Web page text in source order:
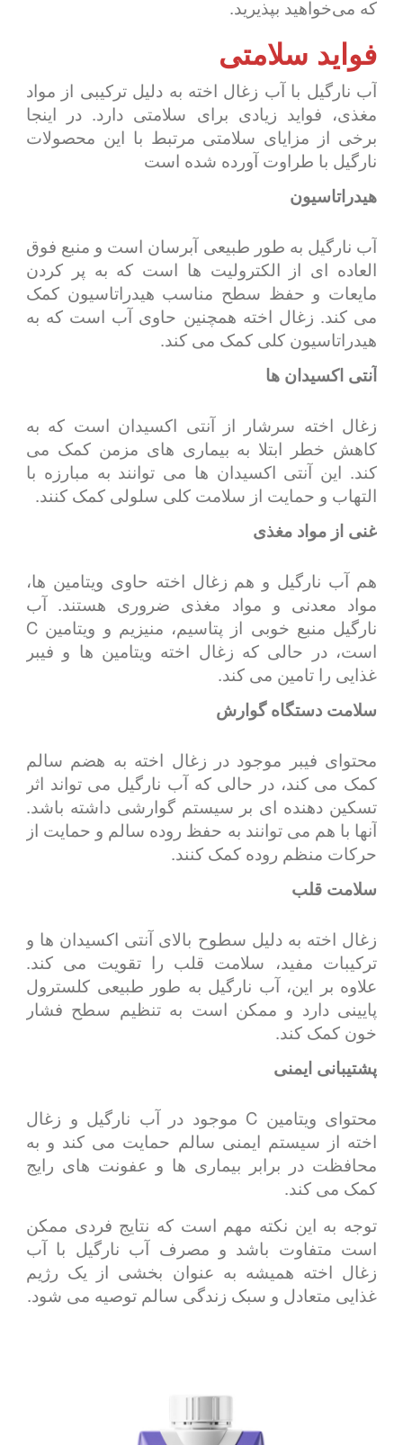
که می‌خواهید بپذیرید.
فواید سلامتی
آب نارگیل با آب زغال اخته به دلیل ترکیبی از مواد
مغذی، فواید زیادی برای سلامتی دارد. در اینجا
برخی از مزایای سلامتی مرتبط با این محصولات
نارگیل با طراوت آورده شده است
هیدراتاسیون
آب نارگیل به طور طبیعی آبرسان است و منبع فوق
العاده ای از الکترولیت ها است که به پر کردن
مایعات و حفظ سطح مناسب هیدراتاسیون کمک
می کند. زغال اخته همچنین حاوی آب است که به
هیدراتاسیون کلی کمک می کند.
آنتی اکسیدان ها
زغال اخته سرشار از آنتی اکسیدان است که به
کاهش خطر ابتلا به بیماری های مزمن کمک می
کند. این آنتی اکسیدان ها می توانند به مبارزه با
التهاب و حمایت از سلامت کلی سلولی کمک کنند.
غنی از مواد مغذی
هم آب نارگیل و هم زغال اخته حاوی ویتامین ها،
مواد معدنی و مواد مغذی ضروری هستند. آب
نارگیل منبع خوبی از پتاسیم، منیزیم و ویتامین C
است، در حالی که زغال اخته ویتامین ها و فیبر
غذایی را تامین می کند.
سلامت دستگاه گوارش
محتوای فیبر موجود در زغال اخته به هضم سالم
کمک می کند، در حالی که آب نارگیل می تواند اثر
تسکین دهنده ای بر سیستم گوارشی داشته باشد.
آنها با هم می توانند به حفظ روده سالم و حمایت از
حرکات منظم روده کمک کنند.
سلامت قلب
زغال اخته به دلیل سطوح بالای آنتی اکسیدان ها و
ترکیبات مفید، سلامت قلب را تقویت می کند.
علاوه بر این، آب نارگیل به طور طبیعی کلسترول
پایینی دارد و ممکن است به تنظیم سطح فشار
خون کمک کند.
پشتیبانی ایمنی
محتوای ویتامین C موجود در آب نارگیل و زغال
اخته از سیستم ایمنی سالم حمایت می کند و به
محافظت در برابر بیماری ها و عفونت های رایج
کمک می کند.
توجه به این نکته مهم است که نتایج فردی ممکن
است متفاوت باشد و مصرف آب نارگیل با آب
زغال اخته همیشه به عنوان بخشی از یک رژیم
غذایی متعادل و سبک زندگی سالم توصیه می شود.